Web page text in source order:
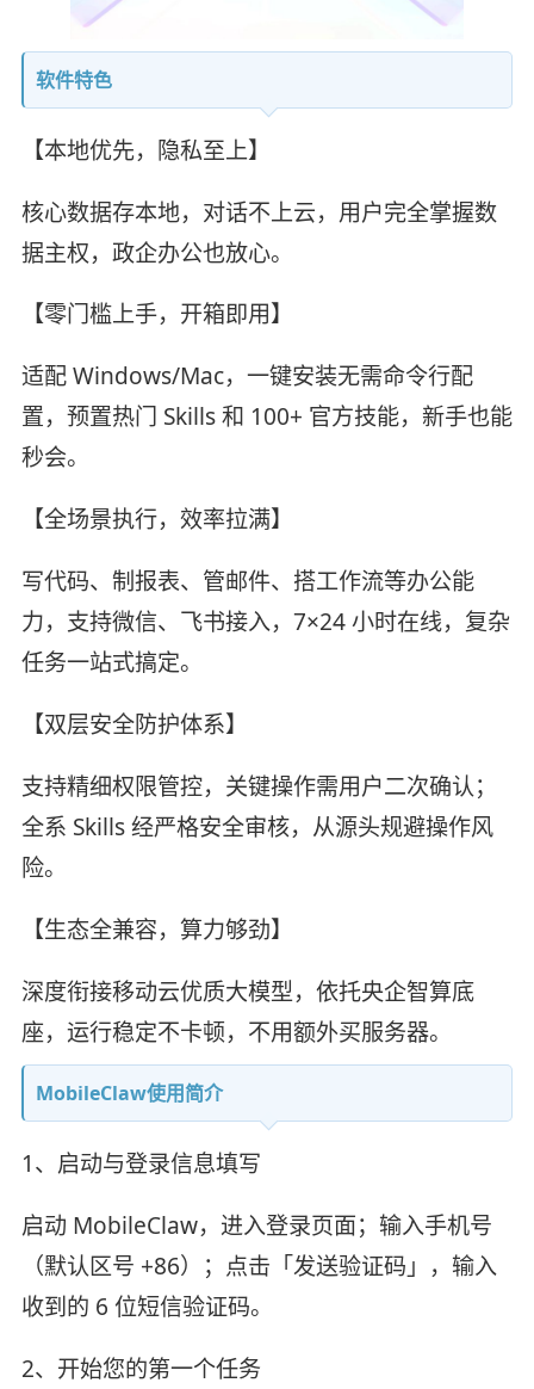
软件特色
【本地优先，隐私至上】
核心数据存本地，对话不上云，用户完全掌握数
据主权，政企办公也放心。
【零门槛上手，开箱即用】
适配 Windows/Mac，一键安装无需命令行配
置，预置热门 Skills 和 100+ 官方技能，新手也能
秒会。
【全场景执行，效率拉满】
写代码、制报表、管邮件、搭工作流等办公能
力，支持微信、飞书接入，7×24 小时在线，复杂
任务一站式搞定。
【双层安全防护体系】
支持精细权限管控，关键操作需用户二次确认；
全系 Skills 经严格安全审核，从源头规避操作风
险。
【生态全兼容，算力够劲】
深度衔接移动云优质大模型，依托央企智算底
座，运行稳定不卡顿，不用额外买服务器。
MobileClaw使用简介
1、启动与登录信息填写
启动 MobileClaw，进入登录页面；输入手机号
（默认区号 +86）；点击「发送验证码」，输入
收到的 6 位短信验证码。
2、开始您的第一个任务